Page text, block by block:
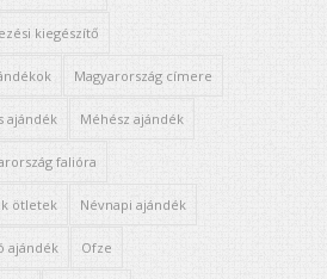
kiegészítő
Magyarország címere
ajándék Méhész ajándék
falióra
ötletek Névnapi ajándék
ajándék Ofze